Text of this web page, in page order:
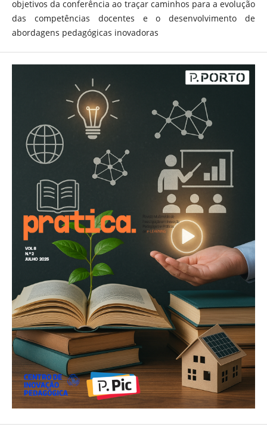
objetivos da conferência ao traçar caminhos para a evolução
das competências docentes e o desenvolvimento de
abordagens pedagógicas inovadoras